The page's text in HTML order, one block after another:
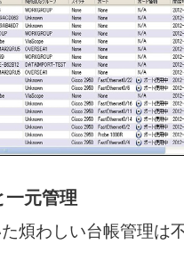
一元管理
煩わしい台帳管理は